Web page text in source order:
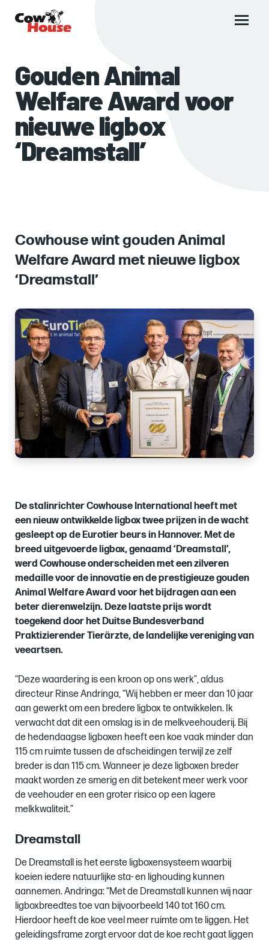
Main
Gouden Animal
Welfare Award voor
nieuwe ligbox
‘Dreamstall’
Cowhouse wint gouden Animal
Welfare Award met nieuwe ligbox
‘Dreamstall’
Images
of
De stalinrichter Cowhouse International heeft met
een nieuw ontwikkelde ligbox twee prijzen in de wacht
gesleept op de Eurotier beurs in Hannover. Met de
breed uitgevoerde ligbox, genaamd ‘Dreamstall’,
werd Cowhouse onderscheiden met een zilveren
medaille voor de innovatie en de prestigieuze gouden
Animal Welfare Award voor het bijdragen aan een
beter dierenwelzijn. Deze laatste prijs wordt
toegekend door het Duitse Bundesverband
Praktizierender Tierärzte, de landelijke vereniging van
veeartsen.
“Deze waardering is een kroon op ons werk”, aldus
directeur Rinse Andringa, “Wij hebben er meer dan 10 jaar
aan gewerkt om een bredere ligbox te ontwikkelen. Ik
verwacht dat dit een omslag is in de melkveehouderij. Bij
de hedendaagse ligboxen heeft een koe vaak minder dan
115 cm ruimte tussen de afscheidingen terwijl ze zelf
breder is dan 115 cm. Wanneer je deze ligboxen breder
maakt worden ze smerig en dit betekent meer werk voor
de veehouder en een groter risico op een lagere
melkkwaliteit.”
Dreamstall
De Dreamstall is het eerste ligboxensysteem waarbij
koeien iedere natuurlijke sta- en lighouding kunnen
aannemen. Andringa: “Met de Dreamstall kunnen wij naar
ligboxbreedtes toe van bijvoorbeeld 140 tot 160 cm.
Hierdoor heeft de koe veel meer ruimte om te liggen. Het
geleidingsframe zorgt ervoor dat de koe recht gaat liggen